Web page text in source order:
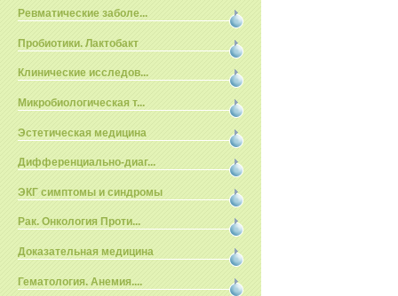
Ревматические заболе...
Пробиотики. Лактобакт
Клинические исследов...
Микробиологическая т...
Эстетическая медицина
Дифференциально-диаг...
ЭКГ симптомы и синдромы
Рак. Онкология Проти...
Доказательная медицина
Гематология. Анемия....